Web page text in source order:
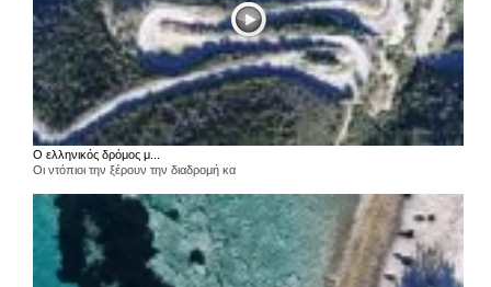
Ο ελληνικός δρόμος μ...
Οι ντόπιοι την ξέρουν την διαδρομή κα